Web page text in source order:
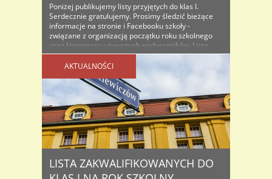
Poniżej publikujemy listy przyjętych do klas I.
Serdecznie gratulujemy. Prosimy śledzić bieżące
informacje na stronie i Facebooku szkoły -
związane z organizacją początku roku szkolnego
oraz kiermaszu używanych podręczników. Lista
osób przyjętych do klas I na rok szkolny...
AKTUALNOŚCI
LISTA ZAKWALIFIKOWANYCH DO